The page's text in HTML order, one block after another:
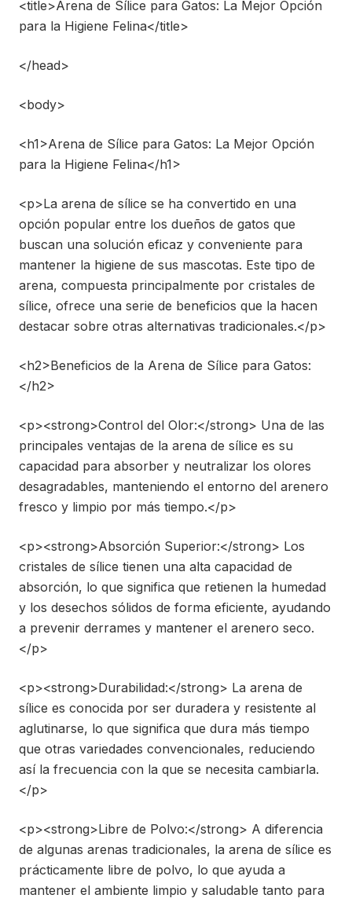
<title>Arena de Sílice para Gatos: La Mejor Opción
para la Higiene Felina</title>
</head>
<body>
<h1>Arena de Sílice para Gatos: La Mejor Opción
para la Higiene Felina</h1>
<p>La arena de sílice se ha convertido en una
opción popular entre los dueños de gatos que
buscan una solución eficaz y conveniente para
mantener la higiene de sus mascotas. Este tipo de
arena, compuesta principalmente por cristales de
sílice, ofrece una serie de beneficios que la hacen
destacar sobre otras alternativas tradicionales.</p>
<h2>Beneficios de la Arena de Sílice para Gatos:
</h2>
<p><strong>Control del Olor:</strong> Una de las
principales ventajas de la arena de sílice es su
capacidad para absorber y neutralizar los olores
desagradables, manteniendo el entorno del arenero
fresco y limpio por más tiempo.</p>
<p><strong>Absorción Superior:</strong> Los
cristales de sílice tienen una alta capacidad de
absorción, lo que significa que retienen la humedad
y los desechos sólidos de forma eficiente, ayudando
a prevenir derrames y mantener el arenero seco.
</p>
<p><strong>Durabilidad:</strong> La arena de
sílice es conocida por ser duradera y resistente al
aglutinarse, lo que significa que dura más tiempo
que otras variedades convencionales, reduciendo
así la frecuencia con la que se necesita cambiarla.
</p>
<p><strong>Libre de Polvo:</strong> A diferencia
de algunas arenas tradicionales, la arena de sílice es
prácticamente libre de polvo, lo que ayuda a
mantener el ambiente limpio y saludable tanto para